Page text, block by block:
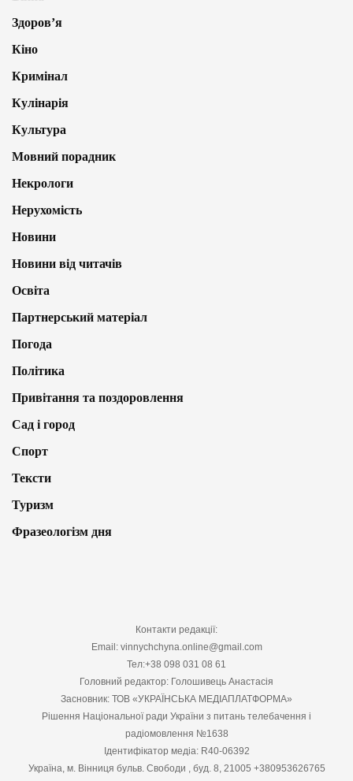
Здоров’я
Кіно
Кримінал
Кулінарія
Культура
Мовний порадник
Некрологи
Нерухомість
Новини
Новини від читачів
Освіта
Партнерський матеріал
Погода
Політика
Привітання та поздоровлення
Сад і город
Спорт
Тексти
Туризм
Фразеологізм дня
Контакти редакції:
Email: vinnychchyna.online@gmail.com
Тел:+38 098 031 08 61
Головний редактор: Голошивець Анастасія
Засновник: ТОВ «УКРАЇНСЬКА МЕДІАПЛАТФОРМА»
Рішення Національної ради України з питань телебачення і
радіомовлення №1638
Ідентифікатор медіа: R40-06392
Україна, м. Вінниця бульв. Свободи , буд. 8, 21005 +380953626765